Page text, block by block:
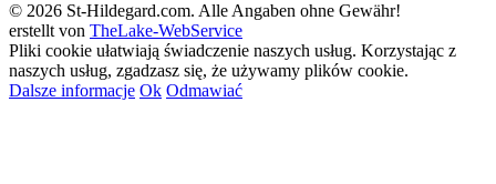
© 2026 St-Hildegard.com. Alle Angaben ohne Gewähr!
erstellt von TheLake-WebService
Pliki cookie ułatwiają świadczenie naszych usług. Korzystając z
naszych usług, zgadzasz się, że używamy plików cookie.
Dalsze informacje Ok Odmawiać